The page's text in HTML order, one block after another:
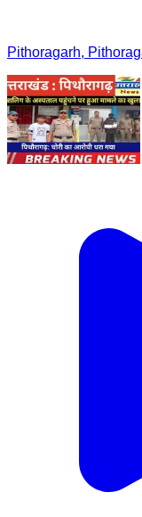
Pithoragarh,